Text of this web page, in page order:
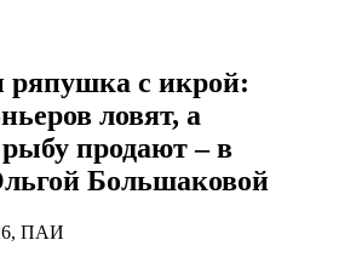
с икрой:
ловят, а
продают – в
Большаковой
ПАИ